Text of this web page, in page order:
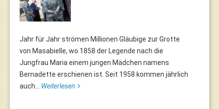
Jahr für Jahr strömen Millionen Gläubige zur Grotte
von Masabielle, wo 1858 der Legende nach die
Jungfrau Maria einem jungen Mädchen namens
Bernadette erschienen ist. Seit 1958 kommen jährlich
auch... Weiterlesen